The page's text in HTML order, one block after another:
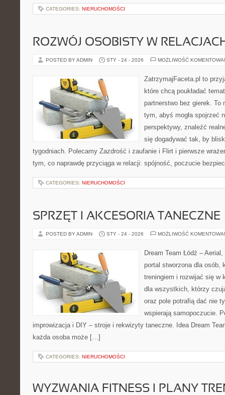
CATEGORIES: NIERUCHOMOŚCI
ROZWÓJ OSOBISTY W
POSTED BY ADMIN STY - 24 - 2026 MOŻLIWOŚĆ
ZatrzymajFaceta.pl to
które chcą poukładać
partnerstwo bez gierek. To
tym, abyś mogła spojrzeć
perspektywy, znaleźć
się dogadywać tak, by
tygodniach. Polecamy Zazdrość i zaufanie i Flirt i pierwsze
tym, co naprawdę przyciąga w relacji: spójność, poczucie
CATEGORIES: NIERUCHOMOŚCI
SPRZĘT I AKCESORIA TANECZNE
POSTED BY ADMIN STY - 24 - 2026 MOŻLIWOŚĆ
Dream Team Łódź –
portal stworzona dla osób,
treningiem i rozwijać się w
dla wszystkich, którzy
oraz pole potrafią dać nie
wspierają samopoczucie.
improwizacja i DIY – stroje i rekwizyty taneczne. Idea Dream
każda osoba może […]
CATEGORIES: NIERUCHOMOŚCI
WYZWANIA FITNESS I PLANY